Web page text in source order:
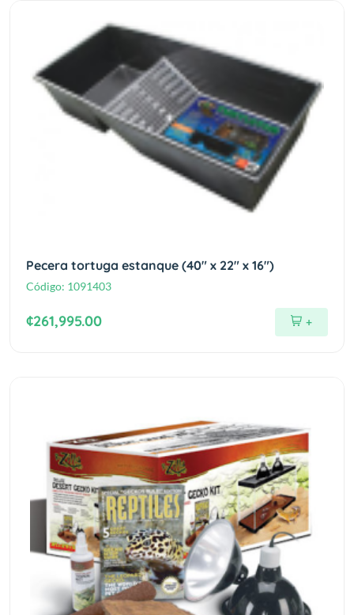
Pecera tortuga estanque (40" x 22" x 16")
Código: 1091403
¢261,995.00 +